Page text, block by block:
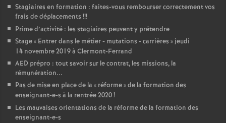
Stagiaires en formation : faites-vous rembourser correctement vos
frais de déplacements !!!
Prime d’activité : les stagiaires peuvent y prétendre
Stage « Entrer dans le métier - mutations - carrières » jeudi
14 novembre 2019 à Clermont-Ferrand
AED prépro : tout savoir sur le contrat, les missions, la
rémunération...
Pas de mise en place de la « réforme» de la formation des
enseignant-e-s à la rentrée 2020!
Les mauvaises orientations de la réforme de la formation des
enseignant-e-s